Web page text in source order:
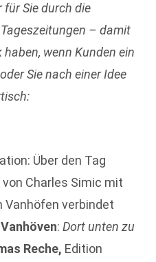
Sie durch die
– damit
wenn Kunden ein
Sie nach einer Idee
Über den Tag
Charles Simic mit
Vanhöfen verbindet
: Dort unten zu
Reche, Edition